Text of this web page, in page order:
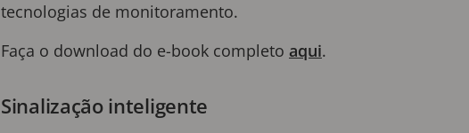
tecnologias de monitoramento.
Faça o download do e-book completo aqui.
Sinalização inteligente